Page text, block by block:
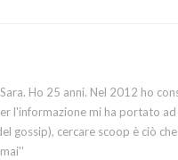
Ho 25 anni. Nel 2012 ho
l'informazione mi ha portato
gossip), cercare scoop è ciò